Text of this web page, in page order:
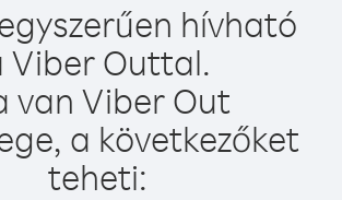
hívható
Viber Outtal.
van Viber Out
a következőket
teheti: